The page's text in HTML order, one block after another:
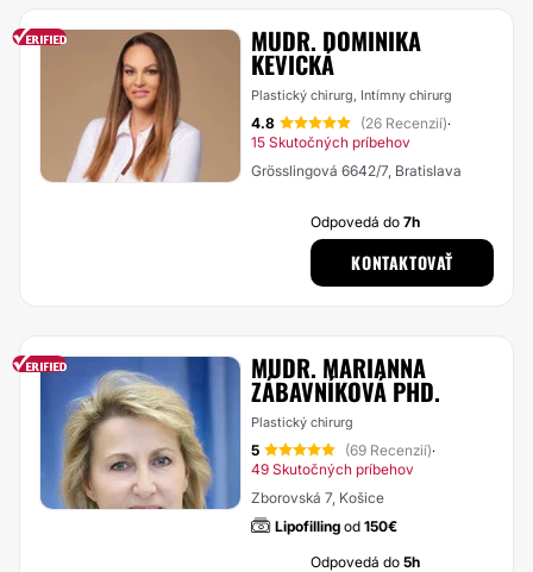
MUDR. DOMINIKA
KEVICKÁ
Plastický chirurg, Intímny chirurg
4.8 (26 Recenzií)·
15 Skutočných príbehov
Grösslingová 6642/7, Bratislava
Odpovedá do7h
KONTAKTOVAŤ
MUDR. MARIANNA
ZÁBAVNÍKOVÁ PHD.
Plastický chirurg
5 (69 Recenzií)·
49 Skutočných príbehov
Zborovská 7, Košice
Lipofilling od 150€
Odpovedá do5h